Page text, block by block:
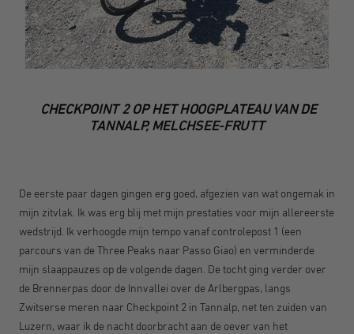
CHECKPOINT 2 OP HET HOOGPLATEAU VAN DE
TANNALP, MELCHSEE-FRUTT
De eerste paar dagen gingen erg goed, afgezien van wat ongemak in
mijn zitvlak. Ik was erg blij met mijn prestaties voor mijn allereerste
wedstrijd. Ik verhoogde mijn tempo vanaf controlepost 1 (een
parcours van de Three Peaks naar Passo Giao) en verminderde
mijn slaappauzes op de volgende dagen. De tocht ging verder over
de Brennerpas door de Innvallei over de Arlbergpas, langs
Zwitserse meren naar Checkpoint 2 in Tannalp, net ten zuiden van
Luzern, waar ik de nacht doorbracht aan de oever van het